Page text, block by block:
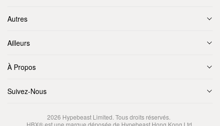
Autres
Ailleurs
À Propos
Suivez-Nous
2026 Hypebeast Limited. Tous droits réservés.
HBX® est une marque déposée de Hypebeast Hong Kong Ltd.